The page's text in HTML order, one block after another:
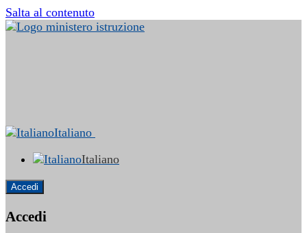
Salta al contenuto
Italiano
Italiano
Accedi
Accedi